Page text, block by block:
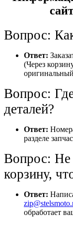
Вопрос: Как
Ответ:
(Через
Вопрос:
деталей?
Ответ:
разделе
Вопрос: Не
корзину,
Ответ:
обработает